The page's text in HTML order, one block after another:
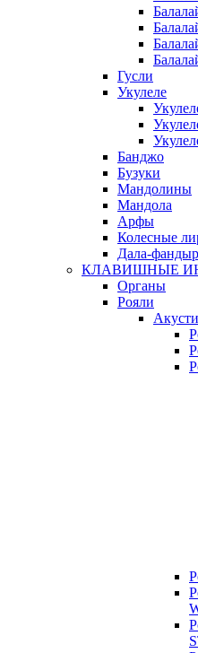
Гусли
Укулеле
Банджо
Бузуки
Мандолины
Мандола
Арфы
Колесные
Дала-фандыр
КЛАВИШНЫЕ
Органы
Рояли